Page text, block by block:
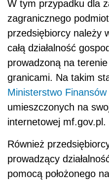
W tym przypadku dla
zagranicznego
przedsiębiorcy należy
całą działalność
prowadzoną na
granicami. Na takim
Ministerstwo Finansów
umieszczonych na
internetowej mf.gov.pl.
Również
prowadzący
pomocą położonego